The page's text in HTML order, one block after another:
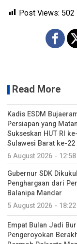
Post Views: 502
Read More
Kadis ESDM
Persiapan yang
Sukseskan HUT RI
Sulawesi Barat ke-22
6 August 2026 -
Gubernur SDK
Penghargaan dari
Balanipa Mandar
5 August 2026 -
Empat Bulan Jadi
Pengeroyokan